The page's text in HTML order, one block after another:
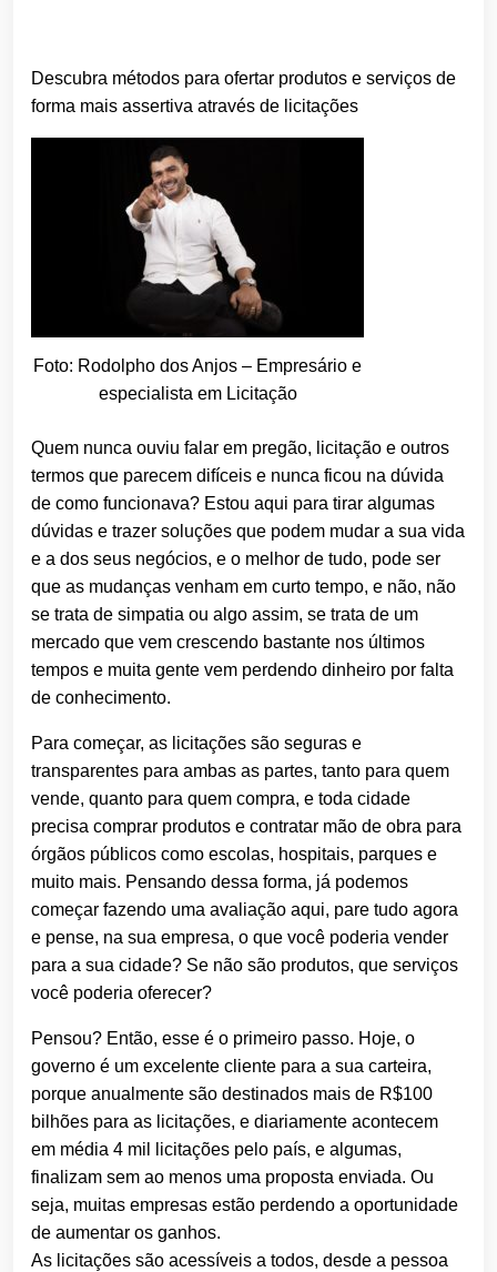
Descubra métodos para ofertar produtos e serviços de
forma mais assertiva através de licitações
Foto: Rodolpho dos Anjos – Empresário e
especialista em Licitação
Quem nunca ouviu falar em pregão, licitação e outros
termos que parecem difíceis e nunca ficou na dúvida
de como funcionava? Estou aqui para tirar algumas
dúvidas e trazer soluções que podem mudar a sua vida
e a dos seus negócios, e o melhor de tudo, pode ser
que as mudanças venham em curto tempo, e não, não
se trata de simpatia ou algo assim, se trata de um
mercado que vem crescendo bastante nos últimos
tempos e muita gente vem perdendo dinheiro por falta
de conhecimento.
Para começar, as licitações são seguras e
transparentes para ambas as partes, tanto para quem
vende, quanto para quem compra, e toda cidade
precisa comprar produtos e contratar mão de obra para
órgãos públicos como escolas, hospitais, parques e
muito mais. Pensando dessa forma, já podemos
começar fazendo uma avaliação aqui, pare tudo agora
e pense, na sua empresa, o que você poderia vender
para a sua cidade? Se não são produtos, que serviços
você poderia oferecer?
Pensou? Então, esse é o primeiro passo. Hoje, o
governo é um excelente cliente para a sua carteira,
porque anualmente são destinados mais de R$100
bilhões para as licitações, e diariamente acontecem
em média 4 mil licitações pelo país, e algumas,
finalizam sem ao menos uma proposta enviada. Ou
seja, muitas empresas estão perdendo a oportunidade
de aumentar os ganhos.
As licitações são acessíveis a todos, desde a pessoa